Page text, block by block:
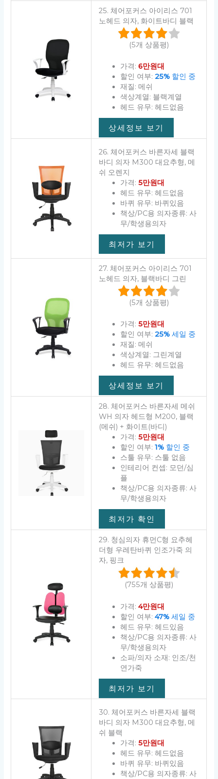
25. 체어포커스 아이리스 701
노헤드 의자, 화이트바디 블랙
(5개 상품평)
가격: 6만원대
할인 여부: 25%할인 중
재질: 메쉬
색상계열: 블랙계열
헤드 유무: 헤드없음
상세정보 보기
26. 체어포커스 바른자세 블랙
바디 의자 M300 대요추형, 메
쉬 오렌지
가격: 5만원대
헤드 유무: 헤드없음
바퀴 유무: 바퀴있음
책상/PC용 의자종류: 사
무/학생용의자
최저가 보기
27. 체어포커스 아이리스 701
노헤드 의자, 블랙바디 그린
(5개 상품평)
가격: 5만원대
할인 여부: 25%세일 중
재질: 메쉬
색상계열: 그린계열
헤드 유무: 헤드없음
상세정보 보기
28. 체어포커스 바른자세 메쉬
WH 의자 헤드형 M200, 블랙
(메쉬) + 화이트(바디)
가격: 5만원대
할인 여부: 1%할인 중
스툴 유무: 스툴 없음
인테리어 컨셉: 모던/심
플
책상/PC용 의자종류: 사
무/학생용의자
최저가 확인
29. 청심의자 휴먼C형 요추헤
더형 우레탄바퀴 인조가죽 의
자, 핑크
(755개 상품평)
가격: 4만원대
할인 여부: 47%세일 중
헤드 유무: 헤드있음
책상/PC용 의자종류: 사
무/학생용의자
소파/의자 소재: 인조/천
연가죽
최저가 보기
30. 체어포커스 바른자세 블랙
바디 의자 M300 대요추형, 메
쉬 블랙
가격: 5만원대
헤드 유무: 헤드없음
바퀴 유무: 바퀴있음
책상/PC용 의자종류: 사